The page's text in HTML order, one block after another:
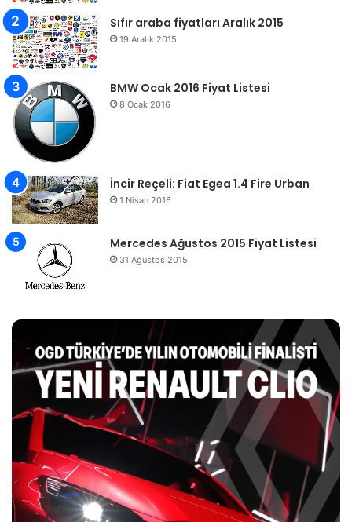
Sıfır araba fiyatları Aralık 2015
19 Aralık 2015
BMW Ocak 2016 Fiyat Listesi
8 Ocak 2016
İncir Reçeli: Fiat Egea 1.4 Fire Urban
1 Nisan 2016
Mercedes Ağustos 2015 Fiyat Listesi
31 Ağustos 2015